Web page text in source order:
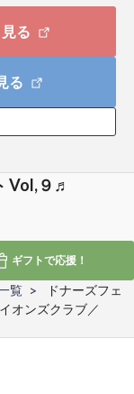
る
る
Vol,９♬
ギフトで応援！
覧
ドナーズフェ
オンズクラブ／